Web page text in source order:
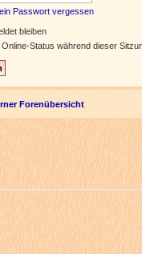
Passwort vergessen
bleiben
Online-Status während dieser
Forenübersicht